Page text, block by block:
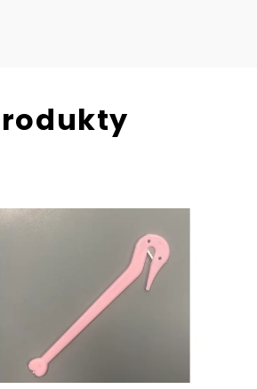
Vaše e-mailová adresa je u nás